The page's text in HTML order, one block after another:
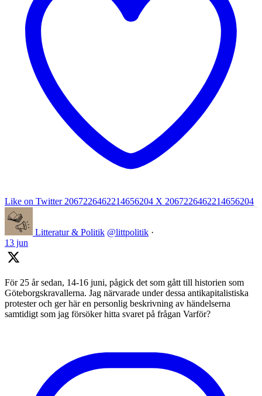
Like on Twitter 2067226462214656204 X 2067226462214656204
Litteratur & Politik @littpolitik ·
13 jun
För 25 år sedan, 14-16 juni, pågick det som gått till historien som
Göteborgskravallerna. Jag närvarade under dessa antikapitalistiska
protester och ger här en personlig beskrivning av händelserna
samtidigt som jag försöker hitta svaret på frågan Varför?